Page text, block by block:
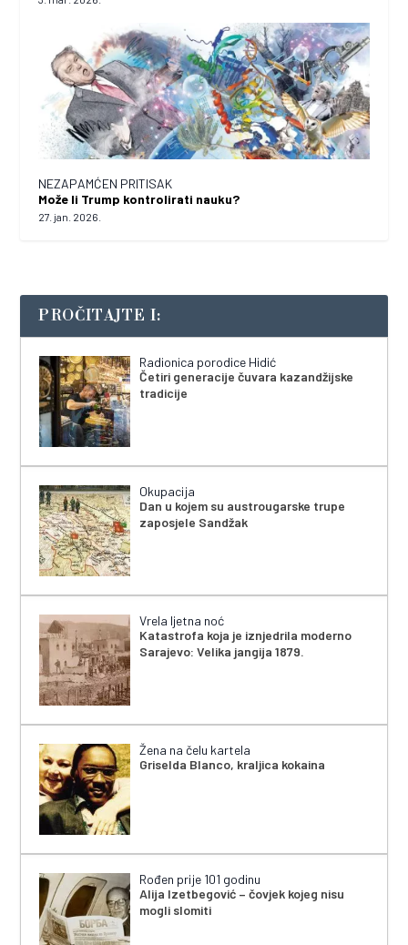
NEZAPAMĆEN PRITISAK
Može li Trump kontrolirati nauku?
27. jan. 2026.
PROČITAJTE I:
Radionica porodice Hidić
Četiri generacije čuvara kazandžijske
tradicije
Okupacija
Dan u kojem su austrougarske trupe
zaposjele Sandžak
Vrela ljetna noć
Katastrofa koja je iznjedrila moderno
Sarajevo: Velika jangija 1879.
Žena na čelu kartela
Griselda Blanco, kraljica kokaina
Rođen prije 101 godinu
Alija Izetbegović – čovjek kojeg nisu
mogli slomiti